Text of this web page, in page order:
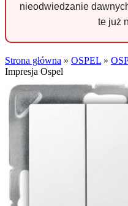
nieodwiedzanie
te już
Strona główna » OSPEL »
Impresja Ospel